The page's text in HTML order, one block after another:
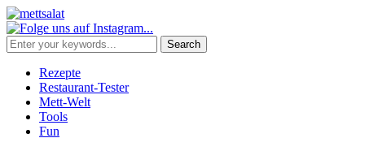
Rezepte
Restaurant-Tester
Mett-Welt
Tools
Fun